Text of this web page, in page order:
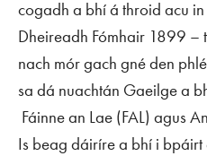
cogadh a bhí á throid acu
Dheireadh Fómhair 1899
nach mór gach gné den
sa dá nuachtán Gaeilge a
Fáinne an Lae (FAL) agus
Is beag dáiríre a bhí i